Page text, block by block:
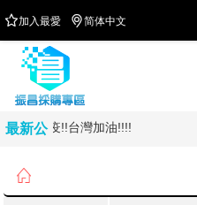
加入最愛 简体中文
最新公
民防疫!!台灣加油!!!!
